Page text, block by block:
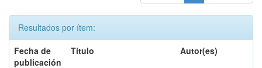
Resultados por ítem:
Fecha de
publicación
Título Autor(es)